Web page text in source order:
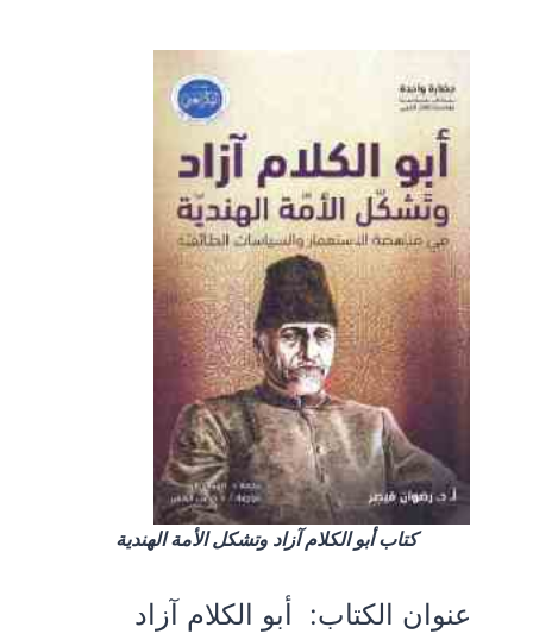
كتاب أبو الكلام آزاد وتشكل الأمة الهندية
عنوان الكتاب: أبو الكلام آزاد